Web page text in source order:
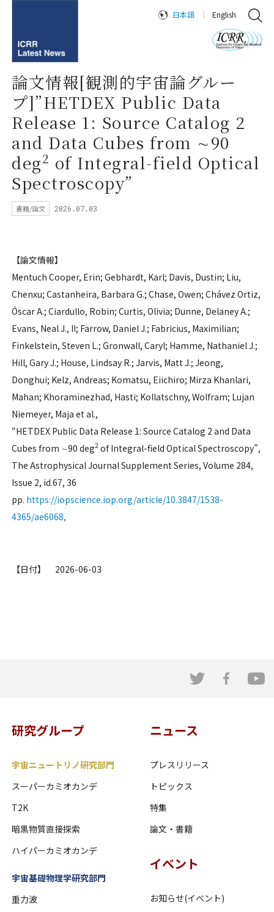
日本語 English
論文情報[観測的宇宙論グルー
プ]”HETDEX Public Data
Release 1: Source Catalog 2
and Data Cubes from ∼90
deg2 of Integral-field Optical
Spectroscopy”
書籍/論文 2026.07.03
【論文情報】
Mentuch Cooper, Erin; Gebhardt, Karl; Davis, Dustin; Liu,
Chenxu; Castanheira, Barbara G.; Chase, Owen; Chávez Ortiz,
Óscar A.; Ciardullo, Robin; Curtis, Olivia; Dunne, Delaney A.;
Evans, Neal J., II; Farrow, Daniel J.; Fabricius, Maximilian;
Finkelstein, Steven L.; Gronwall, Caryl; Hamme, Nathaniel J.;
Hill, Gary J.; House, Lindsay R.; Jarvis, Matt J.; Jeong,
Donghui; Kelz, Andreas; Komatsu, Eiichiro; Mirza Khanlari,
Mahan; Khoraminezhad, Hasti; Kollatschny, Wolfram; Lujan
Niemeyer, Maja et al.,
“HETDEX Public Data Release 1: Source Catalog 2 and Data
Cubes from ∼90 deg2 of Integral-field Optical Spectroscopy”,
The Astrophysical Journal Supplement Series, Volume 284,
Issue 2, id.67, 36
pp. https://iopscience.iop.org/article/10.3847/1538-
4365/ae6068,
【日付】 2026-06-03
研究グループ
宇宙ニュートリノ研究部門
スーパーカミオカンデ
T2K
暗黒物質直接探索
ハイパーカミオカンデ
宇宙基礎物理学研究部門
重力波
ニュース
プレスリリース
トピックス
特集
論文・書籍
イベント
お知らせ(イベント)